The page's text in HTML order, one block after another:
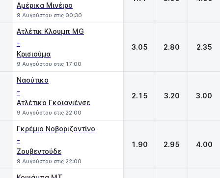
Αμέρικα Μινέιρο
9 Αυγούστου στις 00:30
Ατλέτικ Κλουμπ MG
-
Κρισιούμα
9 Αυγούστου στις 17:00
3.05 2.80 2.35
Ναούτικο
-
Ατλέτικο Γκοϊανιένσε
9 Αυγούστου στις 22:00
2.15 3.20 3.00
Γκρέμιο Νοβοριζοντίνο
-
Ζουβεντούδε
9 Αυγούστου στις 22:00
1.90 2.95 4.00